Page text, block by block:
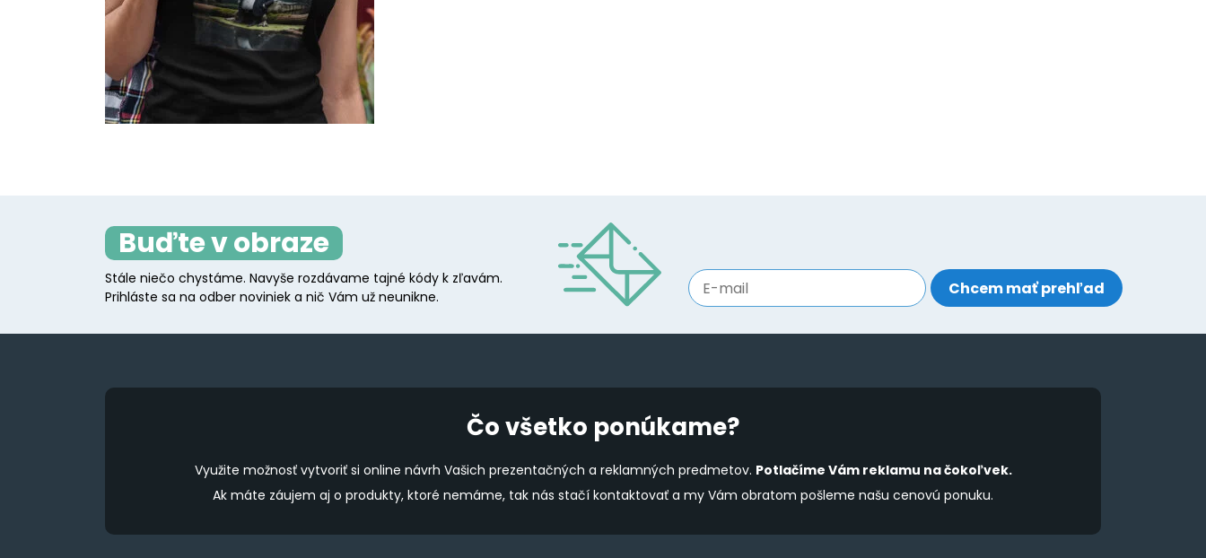
Buďte v obraze
Stále niečo chystáme. Navyše rozdávame tajné kódy k zľavám.
Prihláste sa na odber noviniek a nič Vám už neunikne.
Čo všetko ponúkame?
Využite možnosť vytvoriť si online návrh Vašich prezentačných a reklamných predmetov. Potlačíme Vám reklamu na čokoľvek.
Ak máte záujem aj o produkty, ktoré nemáme, tak nás stačí kontaktovať a my Vám obratom pošleme našu cenovú ponuku.